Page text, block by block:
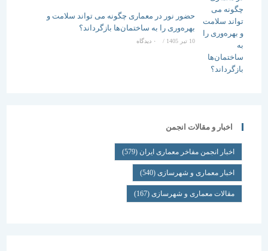
حضور نور در معماری چگونه می تواند سلامت و
بهره‌وری را به ساختمان‌ها بازگرداند؟
/ ۰ دیدگاه
اخبار و مقالات انجمن
اخبار انجمن مفاخر معماری ایران (579)
اخبار معماری و شهرسازی(540)
مقالات معماری و شهرسازی(167)